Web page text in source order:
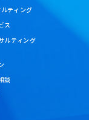
ティング
ス
ルティング
談